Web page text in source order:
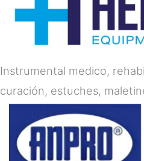
Instrumental medico,
curación, estuches,